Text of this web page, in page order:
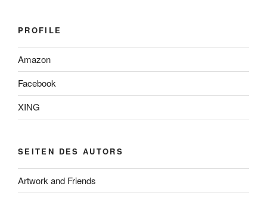
PROFILE
Amazon
Facebook
XING
SEITEN DES AUTORS
Artwork and Friends